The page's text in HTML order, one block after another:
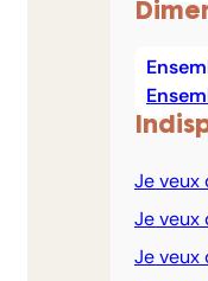
Je veux
Je veux
Je veux